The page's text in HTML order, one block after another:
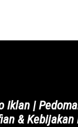
Iklan|
& Kebijakan